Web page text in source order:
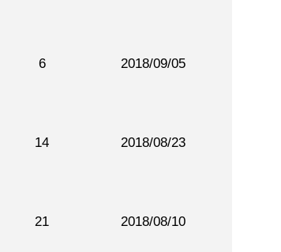
6 2018/09/05
14 2018/08/23
21 2018/08/10